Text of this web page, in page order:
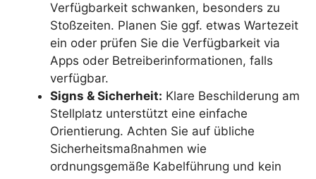
Verfügbarkeit schwanken, besonders zu
Stoßzeiten. Planen Sie ggf. etwas Wartezeit
ein oder prüfen Sie die Verfügbarkeit via
Apps oder Betreiberinformationen, falls
verfügbar.
Signs & Sicherheit: Klare Beschilderung am
Stellplatz unterstützt eine einfache
Orientierung. Achten Sie auf übliche
Sicherheitsmaßnahmen wie
ordnungsgemäße Kabelführung und kein